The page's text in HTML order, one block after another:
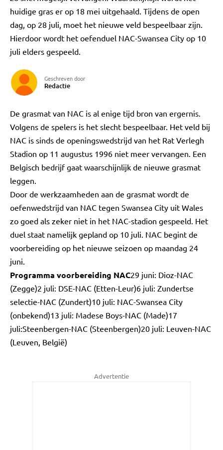
huidige gras er op 18 mei uitgehaald. Tijdens de open
dag, op 28 juli, moet het nieuwe veld bespeelbaar zijn.
Hierdoor wordt het oefenduel NAC-Swansea City op 10
juli elders gespeeld.
Geschreven door
Redactie
De grasmat van NAC is al enige tijd bron van ergernis.
Volgens de spelers is het slecht bespeelbaar. Het veld bij
NAC is sinds de openingswedstrijd van het Rat Verlegh
Stadion op 11 augustus 1996 niet meer vervangen. Een
Belgisch bedrijf gaat waarschijnlijk de nieuwe grasmat
leggen.
Door de werkzaamheden aan de grasmat wordt de
oefenwedstrijd van NAC tegen Swansea City uit Wales
zo goed als zeker niet in het NAC-stadion gespeeld. Het
duel staat namelijk gepland op 10 juli. NAC begint de
voorbereiding op het nieuwe seizoen op maandag 24
juni.
Programma voorbereiding NAC29 juni: Dioz-NAC
(Zegge)2 juli: DSE-NAC (Etten-Leur)6 juli: Zundertse
selectie-NAC (Zundert)10 juli: NAC-Swansea City
(onbekend)13 juli: Madese Boys-NAC (Made)17
juli:Steenbergen-NAC (Steenbergen)20 juli: Leuven-NAC
(Leuven, België)
Advertentie